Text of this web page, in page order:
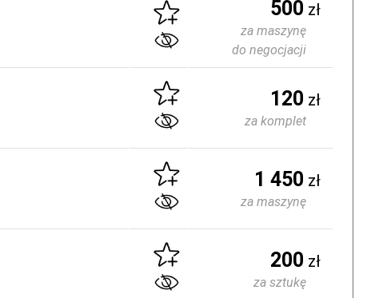
500 zł
za maszynę
do negocjacji
120 zł
za komplet
1 450 zł
za maszynę
200 zł
za sztukę